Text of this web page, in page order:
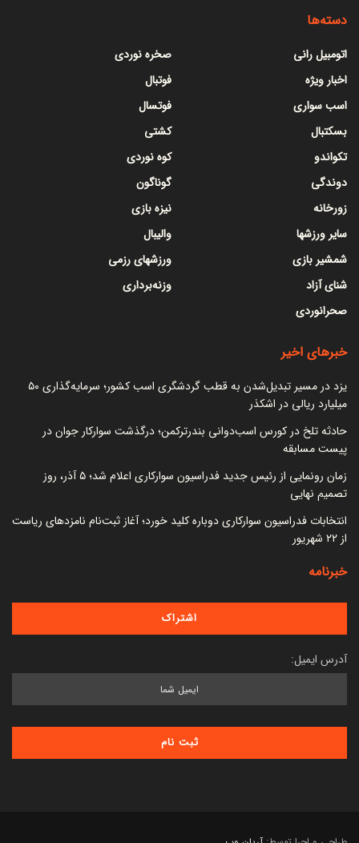
دسته‌ها
اتومبیل رانی
اخبار ویژه
اسب سواری
بسکتبال
تکواندو
دوندگی
زورخانه
سایر ورزشها
شمشیر بازی
شنای آزاد
صحرانوردی
صخره نوردی
فوتبال
فوتسال
کشتی
کوه نوردی
گوناگون
نیزه بازی
والیبال
ورزشهای رزمی
وزنه‌برداری
خبرهای اخیر
یزد در مسیر تبدیل‌شدن به قطب گردشگری اسب کشور؛ سرمایه‌گذاری ۵۰
میلیارد ریالی در اشکذر
حادثه تلخ در کورس اسب‌دوانی بندرترکمن؛ درگذشت سوارکار جوان در
پیست مسابقه
زمان رونمایی از رئیس جدید فدراسیون سوارکاری اعلام شد؛ ۵ آذر، روز
تصمیم نهایی
انتخابات فدراسیون سوارکاری دوباره کلید خورد؛ آغاز ثبت‌نام نامزدهای ریاست
از ۲۲ شهریور
خبرنامه
آدرس ایمیل: